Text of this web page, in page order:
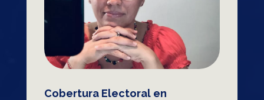
Cobertura Electoral en